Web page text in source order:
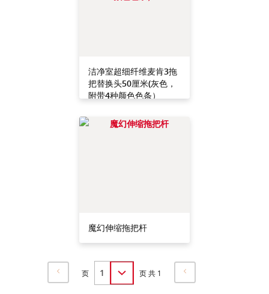
洁净室超细纤维麦肯3拖
把替换头50厘米(灰色，
附带4种颜色色条）
魔幻伸缩拖把杆
页 页 共 1